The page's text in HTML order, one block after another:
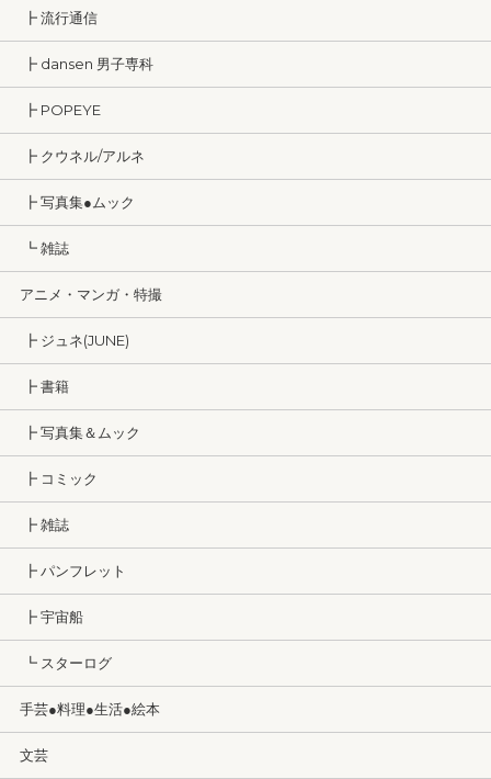
┣ 流行通信
┣ dansen 男子専科
┣ POPEYE
┣ クウネル/アルネ
┣ 写真集●ムック
┗ 雑誌
アニメ・マンガ・特撮
┣ ジュネ(JUNE)
┣ 書籍
┣ 写真集＆ムック
┣ コミック
┣ 雑誌
┣ パンフレット
┣ 宇宙船
┗ スターログ
手芸●料理●生活●絵本
文芸